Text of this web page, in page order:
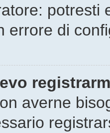
potresti
errore di
averne